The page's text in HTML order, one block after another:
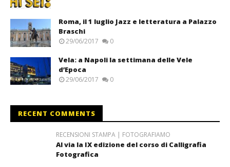
Roma, il 1 luglio Jazz e letteratura a Palazzo
Braschi
29/06/2017 0
Vela: a Napoli la settimana delle Vele
d’Epoca
29/06/2017 0
RECENT COMMENTS
RECENSIONI STAMPA | FOTOGRAFIAMO
Al via la IX edizione del corso di Calligrafia
Fotografica